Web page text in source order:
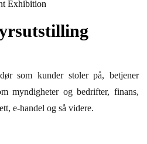
som kunder stoler på, betjener
myndigheter og bedrifter, finans,
e-handel og så videre.